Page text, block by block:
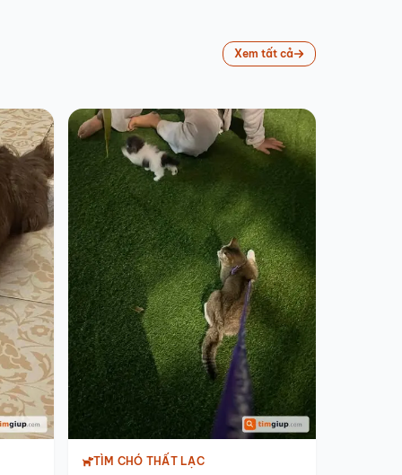
Xem tất cả
TÌM CHÓ THẤT LẠC